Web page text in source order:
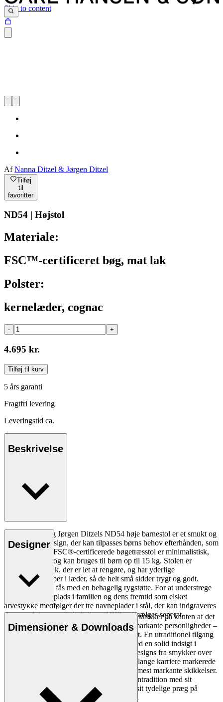
Skip to content
AfNanna Ditzel & Jørgen Ditzel
Tilføj
til
favoritter
ND54 | Højstol
Materiale:
FSC™-certificeret bøg, mat lak
Polster:
kernelæder, cognac
- +
4.695 kr.
Tilføj til kurv
5 års garanti
Fragtfri levering
Leveringstid ca.
Beskrivelse
Nanna Ditzel og Jørgen Ditzels ND54 høje barnestol er et smukt og
varigt stykke design, der kan tilpasses børns behov efterhånden, som
de vokser. Den FSC®-certificerede bøgetræsstol er minimalistisk,
sikker og stabil og kan bruges til børn op til 15 kg. Stolen er
fuldendt i mat lak, der er let at rengøre, og har yderlige
sikkerhedsstropper i læder, så de helt små sidder trygt og godt.
Stolen kan også fås med en behagelig rygstøtte. For at understrege
stolens centrale plads i familien og dens fremtid som elsket
arvestykke medfølger der tre navneplader i stål, der kan indgraveres
og personliggøres. Babyindsats til Højstol sælges seperat.
Læs mere
Designer
Lysten til at udforske rummet og afprøve teknikker på kanten af det
mulige, har ført en af dansk designs mest markante personligheder –
Nanna Ditzel – rundt i hele designuniverset. En utraditionel tilgang
til designprocessen har således sammen med en solid indsigt i
håndværket, affødt en stribe nyskabende designs fra smykker over
tekstiler til møbler. Igennem sin godt 60 år lange karriere markerede
Nanna Ditzel sig som en af dansk designs mest markante skikkelser.
Hun gentænkte den funktionalistiske designtradition med sit
fabulerende formsprog og kom til at sætte sit tydelige præg på
tusindvis af private hjem og offentlige fora.
Dimensioner & Downloads